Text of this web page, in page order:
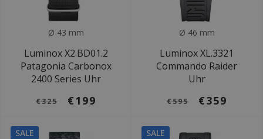
Ø 43 mm
Luminox X2.BD01.2
Patagonia Carbonox
2400 Series Uhr
€325 €199
Ø 46 mm
Luminox XL.3321
Commando Raider
Uhr
€595 €359
SALE SALE